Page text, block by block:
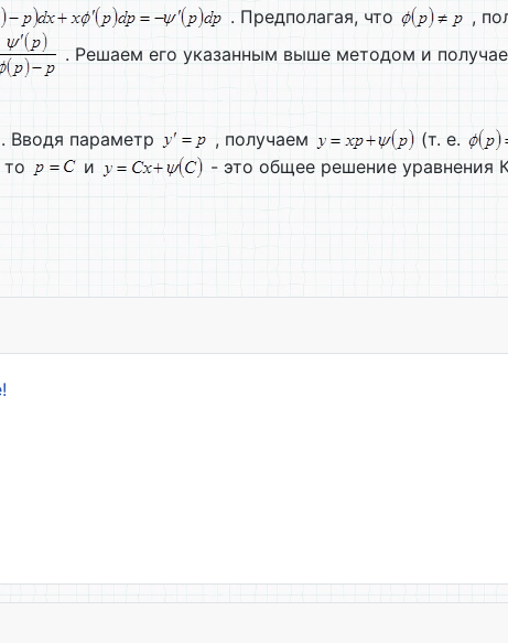
. Предполагая, что
,
. Решаем его указанным выше методом и
. Вводя параметр , получаем (т. е.
то и - это общее решение уравнения
и единственности решения задачи Коши.